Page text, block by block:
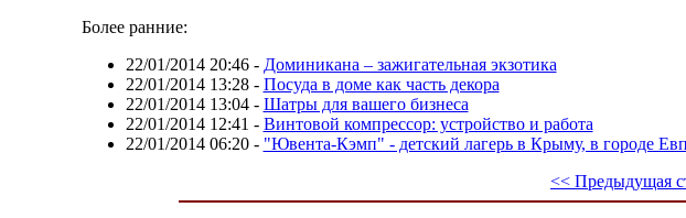
Более ранние:
22/01/2014 20:46- Доминикана – зажигательная экзотика
22/01/2014 13:28- Посуда в доме как часть декора
22/01/2014 13:04- Шатры для вашего бизнеса
22/01/2014 12:41 - Винтовой компрессор: устройство и работа
22/01/2014 06:20- "Ювента-Кэмп" - детский лагерь в Крыму, в городе
<< Предыдущая